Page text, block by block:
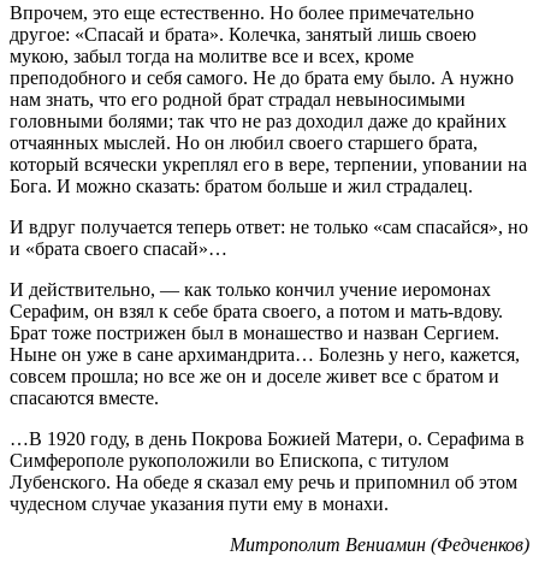
Впрочем, это еще естественно. Но более примечательно
другое: «Спасай и брата». Колечка, занятый лишь своею
мукою, забыл тогда на молитве все и всех, кроме
преподобного и себя самого. Не до брата ему было. А нужно
нам знать, что его родной брат страдал невыносимыми
головными болями; так что не раз доходил даже до крайних
отчаянных мыслей. Но он любил своего старшего брата,
который всячески укреплял его в вере, терпении, уповании на
Бога. И можно сказать: братом больше и жил страдалец.
И вдруг получается теперь ответ: не только «сам спасайся», но
и «брата своего спасай»…
И действительно, — как только кончил учение иеромонах
Серафим, он взял к себе брата своего, а потом и мать-вдову.
Брат тоже пострижен был в монашество и назван Сергием.
Ныне он уже в сане архимандрита… Болезнь у него, кажется,
совсем прошла; но все же он и доселе живет все с братом и
спасаются вместе.
…В 1920 году, в день Покрова Божией Матери, о. Серафима в
Симферополе рукоположили во Епископа, с титулом
Лубенского. На обеде я сказал ему речь и припомнил об этом
чудесном случае указания пути ему в монахи.
Митрополит Вениамин (Федченков)